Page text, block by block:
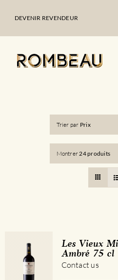
DEVENIR REVENDEUR
Trier par Prix
Montrer24 produits
Les Vieux
Ambré 75 cl
Contact us